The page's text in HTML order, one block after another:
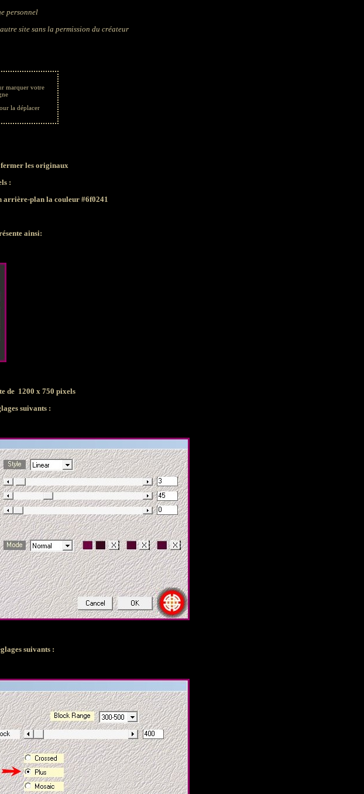
personnel
site sans la permission du créateur
marquer votre
la déplacer
les originaux
:
arrière-plan la couleur #6f0241
ainsi:
de 1200 x 750 pixels
suivants :
suivants :